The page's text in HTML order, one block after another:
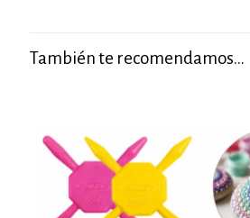
También te recomendamos…